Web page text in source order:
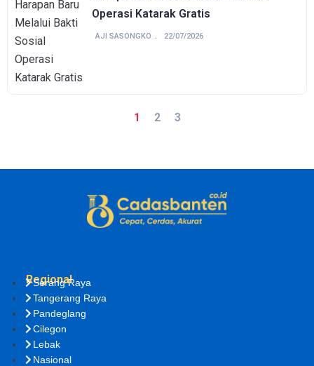
Operasi Katarak Gratis
AJI SASONGKO 22/07/2026
1 2 3
Regional
Serang Raya
Tangerang Raya
Pandeglang
Cilegon
Lebak
Nasional